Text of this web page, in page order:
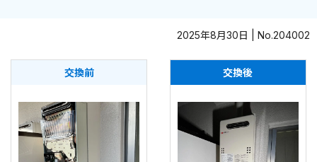
2025年8月30日 | No.204002
交換前 交換後